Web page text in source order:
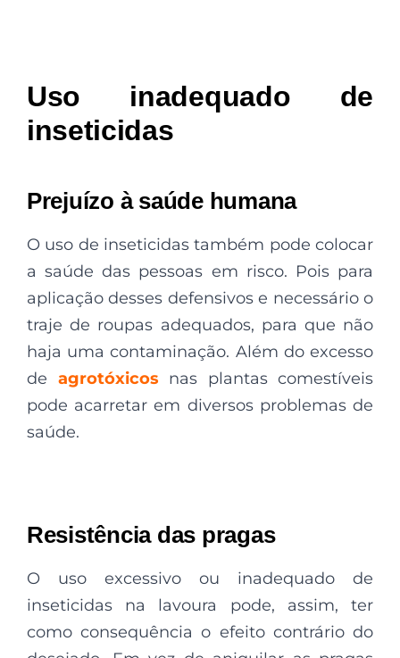
Uso inadequado de
inseticidas
Prejuízo à saúde humana
O uso de inseticidas também pode colocar
a saúde das pessoas em risco. Pois para
aplicação desses defensivos e necessário o
traje de roupas adequados, para que não
haja uma contaminação. Além do excesso
de agrotóxicos nas plantas comestíveis
pode acarretar em diversos problemas de
saúde.
Resistência das pragas
O uso excessivo ou inadequado de
inseticidas na lavoura pode, assim, ter
como consequência o efeito contrário do